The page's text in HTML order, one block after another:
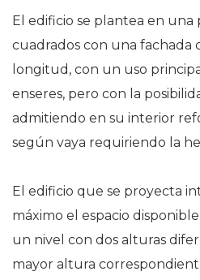
El edificio se plantea en
cuadrados con una fachada
longitud, con un uso
enseres, pero con la
admitiendo en su interior
según vaya requiriendo la
El edificio que se proyecta
máximo el espacio
un nivel con dos alturas
mayor altura